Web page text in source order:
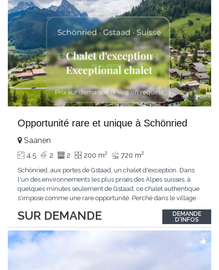
Opportunité rare et unique à Schönried
SUR DEMANDE
Saanen
4.5 2 2 200 m2 720 m2
Schönried, aux portes de Gstaad, un chalet d'exception. Dans
l'un des environnements les plus prisés des Alpes suisses, à
quelques minutes seulement de Gstaad, ce chalet authentique
s'impose comme une rare opportunité. Perché dans le village
station et les sommets qui l'encadrent, un spectacle qui change
au fil des saisons. Avec...
DEMANDE
D'INFOS